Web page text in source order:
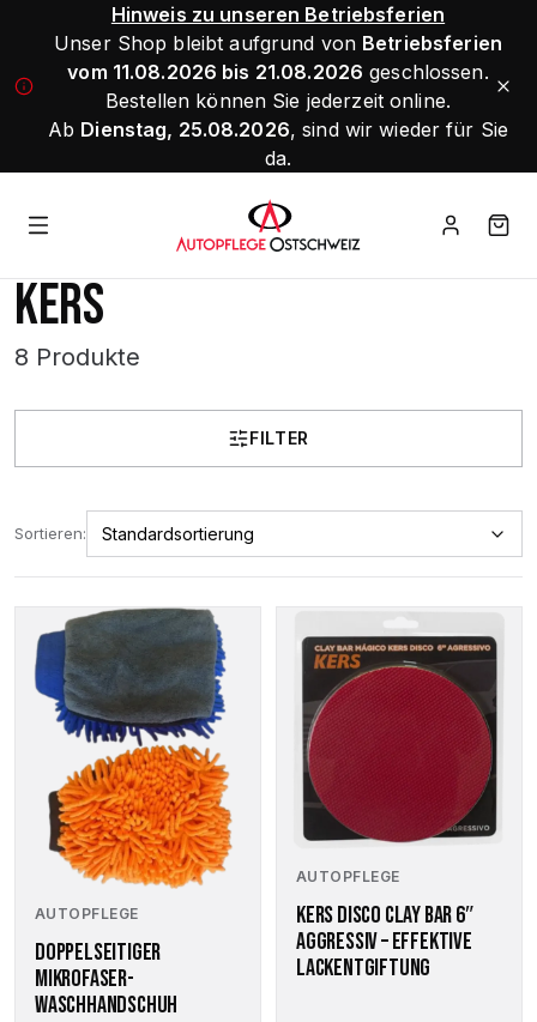
Hinweis zu unseren Betriebsferien
Unser Shop bleibt aufgrund von Betriebsferien
vom 11.08.2026 bis 21.08.2026 geschlossen.
Bestellen können Sie jederzeit online.
Ab Dienstag, 25.08.2026, sind wir wieder für Sie
da.
KERS
8 Produkte
FILTER
Sortieren:
AUTOPFLEGE
DOPPELSEITIGER
MIKROFASER-
WASCHHANDSCHUH
AUTOPFLEGE
KERS DISCO CLAY BAR 6″
AGGRESSIV – EFFEKTIVE
LACKENTGIFTUNG